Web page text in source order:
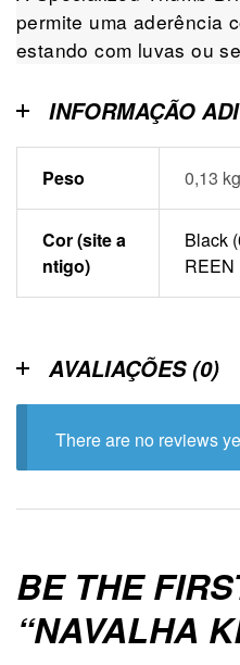
permite uma aderência
estando com luvas ou
INFORMAÇÃO
Peso 0,13 kg
Cor (site a
ntigo)
Black
REEN
AVALIAÇÕES (0)
There are no reviews
BE THE
“NAVALHA